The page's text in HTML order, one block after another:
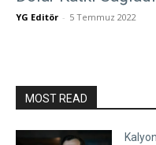
YG Editör - 5 Temmuz 2022
MOST READ